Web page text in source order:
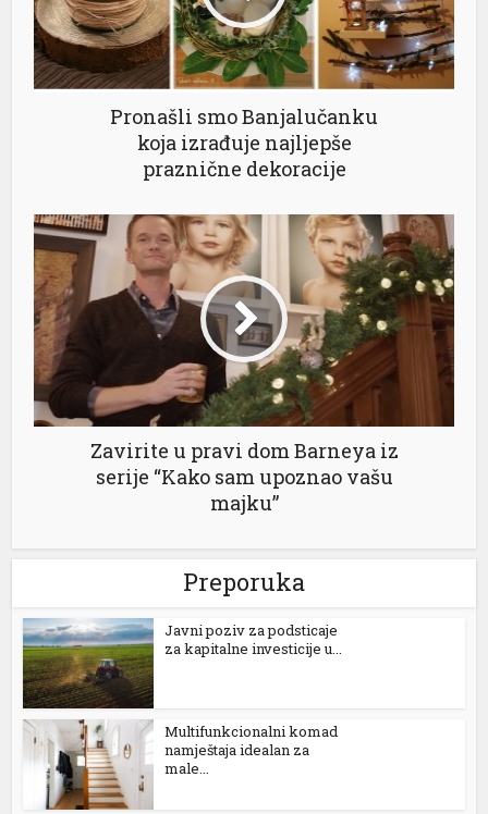
Holiganbet
betlivo
avrupabet
casibom giris
casibom giris
betpark
Earn money link shortener
vdcasino giriş
pasacasino
grandpashabet
pulibet
vdcasino
Pronašli smo Banjalučanku
koja izrađuje najljepše
praznične dekoracije
Zavirite u pravi dom Barneya iz
serije “Kako sam upoznao vašu
majku”
Preporuka
Јavni poziv za podsticaje
za kapitalne investicije u...
Multifunkcionalni komad
namještaja idealan za
male...